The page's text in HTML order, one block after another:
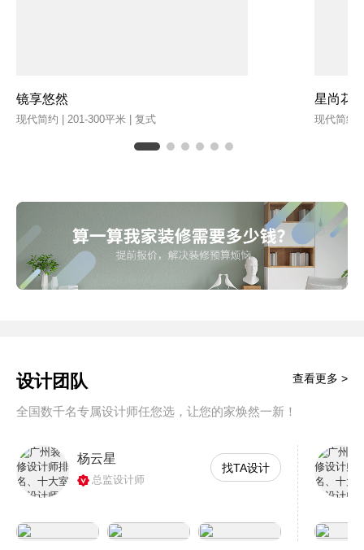
镜享悠然
现代简约 | 201-300平米 | 复式
星尚花
现代简约
设计团队
全国数千名专属设计师任您选，让您的家焕然一新！
查看更多 >
杨云星
总监设计师
找TA设计